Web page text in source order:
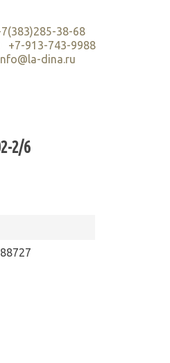
38-68
+7-913-743-9988
dina.ru
2/6